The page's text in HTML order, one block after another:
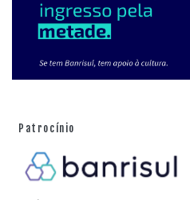
Patrocínio